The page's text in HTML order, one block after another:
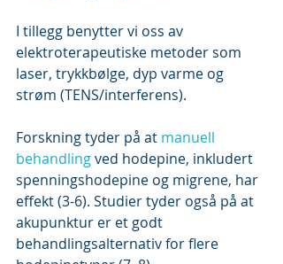
I tillegg benytter vi oss av
elektroterapeutiske metoder som
laser, trykkbølge, dyp varme og
strøm (TENS/interferens).
Forskning tyder på at manuell
behandling ved hodepine, inkludert
spenningshodepine og migrene, har
effekt (3-6). Studier tyder også på at
akupunktur er et godt
behandlingsalternativ for flere